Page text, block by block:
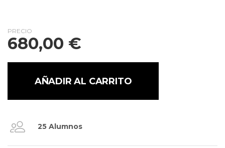
PRECIO
680,00 €
AÑADIR AL CARRITO
25 Alumnos